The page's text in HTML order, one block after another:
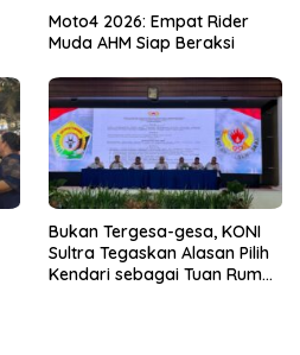
Moto4 2026: Empat Rider
Muda AHM Siap Beraksi
Bukan Tergesa-gesa, KONI
Sultra Tegaskan Alasan Pilih
Kendari sebagai Tuan Rumah